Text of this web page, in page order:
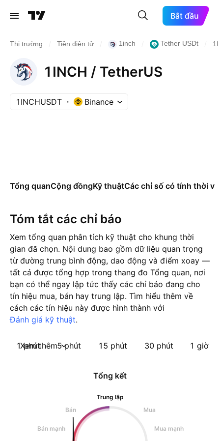
Bắt đầu
Thị trường Tiền điện tử 1inch Tether USDt
1INCH / TetherUS
1INCHUSDT Binance
Tổng quanCộng đồngKỹ thuậtCác chỉ số có tính thời vụ
Tóm tắt các chỉ báo
Xem tổng quan phân tích kỹ thuật cho khung thời
gian đã chọn. Nội dung bao gồm dữ liệu quan trọng
từ đường trung bình động, dao động và điểm xoay —
tất cả được tổng hợp trong thang đo Tổng quan, nơi
bạn có thể ngay lập tức thấy các chỉ báo đang cho
tín hiệu mua, bán hay trung lập. Tìm hiểu thêm về
cách các tín hiệu này được hình thành với
Đánh giá kỹ thuật.
1 phút 5 phút 15 phút 30 phút 1 giờ
Xem thêm
Tổng kết
Trung lập
Bán
Mua
Bán mạnh Mua mạnh